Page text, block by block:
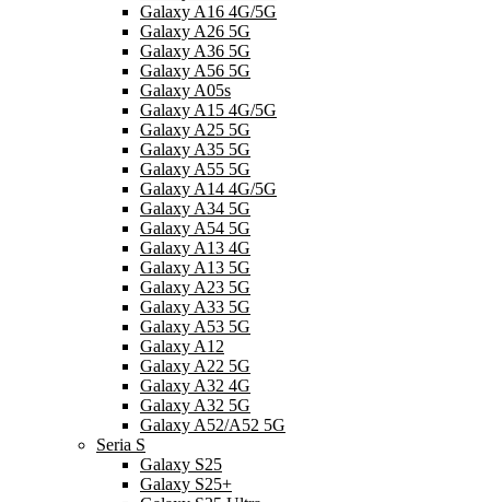
Galaxy A16 4G/5G
Galaxy A26 5G
Galaxy A36 5G
Galaxy A56 5G
Galaxy A05s
Galaxy A15 4G/5G
Galaxy A25 5G
Galaxy A35 5G
Galaxy A55 5G
Galaxy A14 4G/5G
Galaxy A34 5G
Galaxy A54 5G
Galaxy A13 4G
Galaxy A13 5G
Galaxy A23 5G
Galaxy A33 5G
Galaxy A53 5G
Galaxy A12
Galaxy A22 5G
Galaxy A32 4G
Galaxy A32 5G
Galaxy A52/A52 5G
Seria S
Galaxy S25
Galaxy S25+